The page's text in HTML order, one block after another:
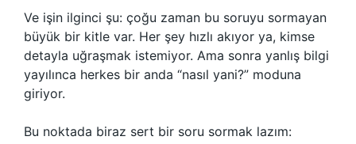
Ve işin ilginci şu: çoğu zaman bu soruyu sormayan
büyük bir kitle var. Her şey hızlı akıyor ya, kimse
detayla uğraşmak istemiyor. Ama sonra yanlış bilgi
yayılınca herkes bir anda “nasıl yani?” moduna
giriyor.
Bu noktada biraz sert bir soru sormak lazım: